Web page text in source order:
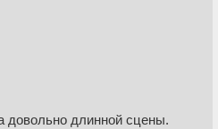
довольно длинной сцены.